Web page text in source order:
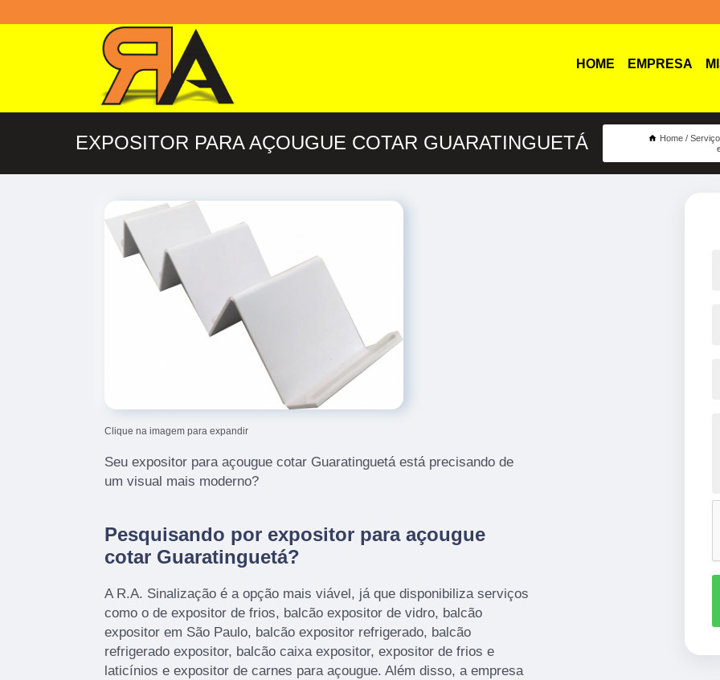
HOME EMPRESA
EXPOSITOR PARA AÇOUGUE COTAR GUARATINGUETÁ Home
Clique na imagem para expandir
Seu expositor para açougue cotar Guaratinguetá está precisando de
um visual mais moderno?
Pesquisando por expositor para açougue
cotar Guaratinguetá?
A R.A. Sinalização é a opção mais viável, já que disponibiliza serviços
como o de expositor de frios, balcão expositor de vidro, balcão
expositor em São Paulo, balcão expositor refrigerado, balcão
refrigerado expositor, balcão caixa expositor, expositor de frios e
laticínios e expositor de carnes para açougue. Além disso, a empresa